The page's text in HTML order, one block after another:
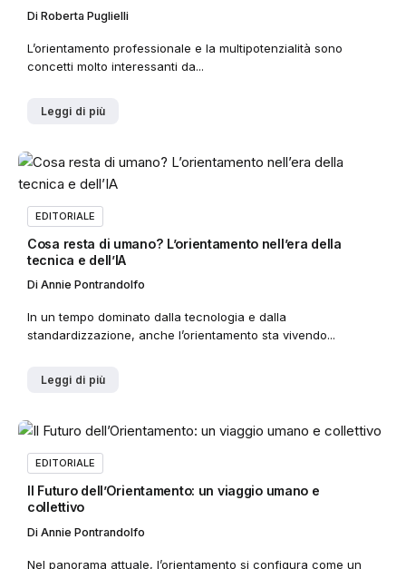
Di Roberta Puglielli
L’orientamento professionale e la multipotenzialità sono
concetti molto interessanti da...
Leggi di più
EDITORIALE
Cosa resta di umano? L’orientamento nell’era della
tecnica e dell’IA
Di Annie Pontrandolfo
In un tempo dominato dalla tecnologia e dalla
standardizzazione, anche l’orientamento sta vivendo...
Leggi di più
EDITORIALE
Il Futuro dell’Orientamento: un viaggio umano e
collettivo
Di Annie Pontrandolfo
Nel panorama attuale, l’orientamento si configura come un